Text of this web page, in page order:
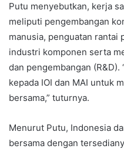
Putu menyebutkan, kerja
meliputi pengembangan
manusia, penguatan rantai
industri komponen serta
dan pengembangan
kepada IOI dan MAI untuk
bersama,” tuturnya.
Menurut Putu, Indonesia
bersama dengan